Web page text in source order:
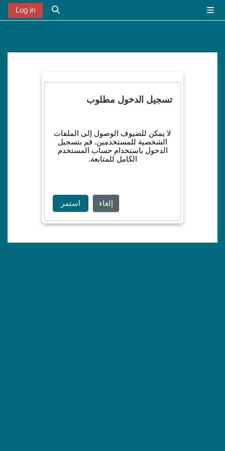
تبديل إدخال
Log in
تسجيل الدخول مطلوب
لا يمكن للضيوف الوصول إلى الملفات
الشخصية للمستخدمين. قم بتسجيل
الدخول باستخدام حساب المستخدم
الكامل للمتابعة.
إلغاء استمر